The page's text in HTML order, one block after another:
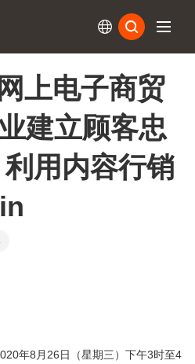
上电子商贸
建立顾客忠
用内容行销
年8月26日（星期三）下午3时至4